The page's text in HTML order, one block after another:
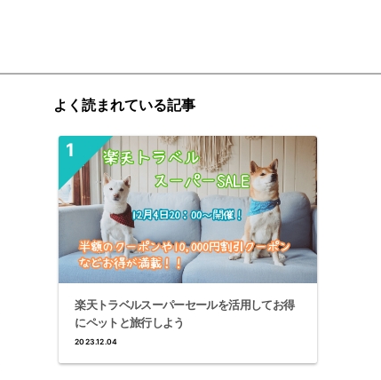
よく読まれている記事
楽天トラベルスーパーセールを活用してお得
にペットと旅行しよう
2023.12.04